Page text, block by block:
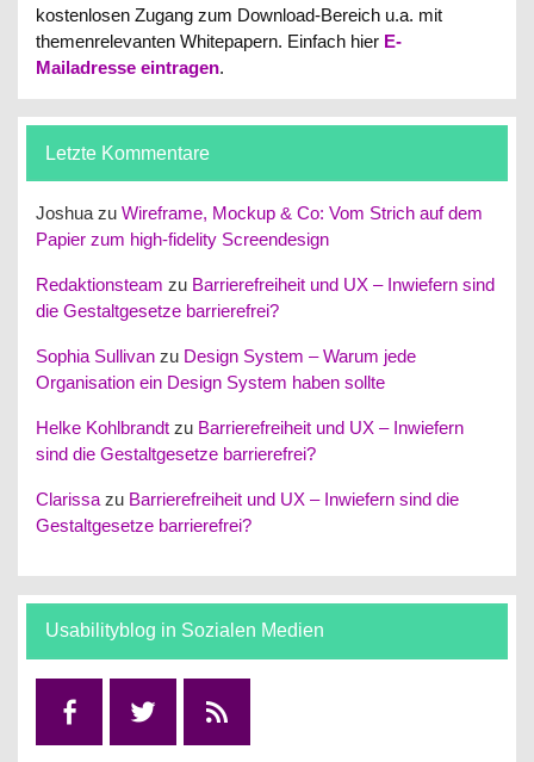
kostenlosen Zugang zum Download-Bereich u.a. mit
themenrelevanten Whitepapern. Einfach hier E-
Mailadresse eintragen.
Letzte Kommentare
Joshua zuWireframe, Mockup & Co: Vom Strich auf dem
Papier zum high-fidelity Screendesign
Redaktionsteam zu Barrierefreiheit und UX – Inwiefern sind
die Gestaltgesetze barrierefrei?
Sophia Sullivan zu Design System – Warum jede
Organisation ein Design System haben sollte
Helke Kohlbrandt zu Barrierefreiheit und UX – Inwiefern
sind die Gestaltgesetze barrierefrei?
Clarissa zu Barrierefreiheit und UX – Inwiefern sind die
Gestaltgesetze barrierefrei?
Usabilityblog in Sozialen Medien